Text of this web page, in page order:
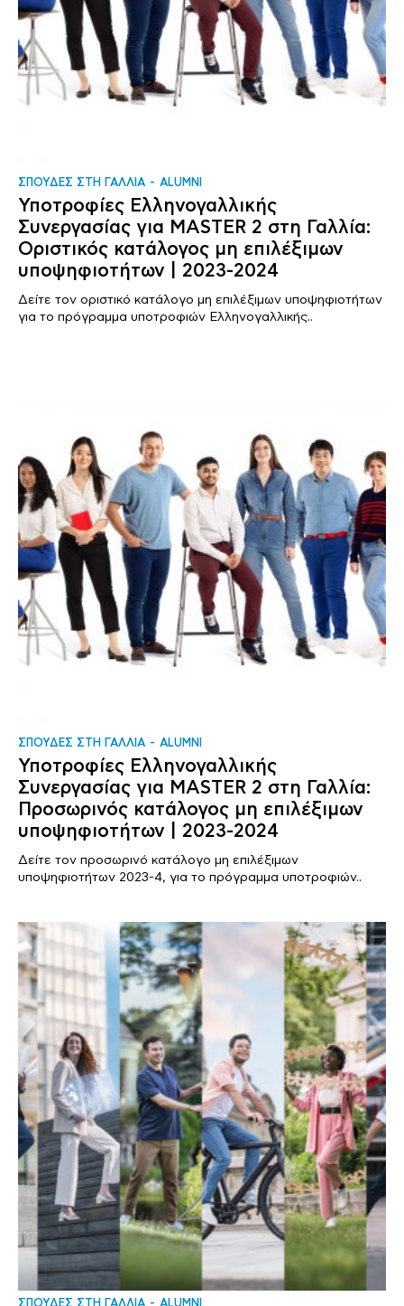
ΣΠΟΥΔΕΣ ΣΤΗ ΓΑΛΛΙΑ ALUMNI
Υποτροφίες Ελληνογαλλικής
Συνεργασίας για MASTER 2 στη Γαλλία:
Οριστικός κατάλογος μη επιλέξιμων
υποψηφιοτήτων | 2023-2024
Δείτε τον οριστικό κατάλογο μη επιλέξιμων υποψηφιοτήτων
για το πρόγραμμα υποτροφιών Ελληνογαλλικής..
ΣΠΟΥΔΕΣ ΣΤΗ ΓΑΛΛΙΑ ALUMNI
Υποτροφίες Ελληνογαλλικής
Συνεργασίας για MASTER 2 στη Γαλλία:
Προσωρινός κατάλογος μη επιλέξιμων
υποψηφιοτήτων | 2023-2024
Δείτε τον προσωρινό κατάλογο μη επιλέξιμων
υποψηφιοτήτων 2023-4, για το πρόγραμμα υποτροφιών..